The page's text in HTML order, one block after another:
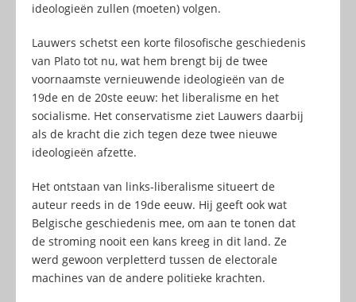
ideologieën zullen (moeten) volgen.
Lauwers schetst een korte filosofische geschiedenis
van Plato tot nu, wat hem brengt bij de twee
voornaamste vernieuwende ideologieën van de
19de en de 20ste eeuw: het liberalisme en het
socialisme. Het conservatisme ziet Lauwers daarbij
als de kracht die zich tegen deze twee nieuwe
ideologieën afzette.
Het ontstaan van links-liberalisme situeert de
auteur reeds in de 19de eeuw. Hij geeft ook wat
Belgische geschiedenis mee, om aan te tonen dat
de stroming nooit een kans kreeg in dit land. Ze
werd gewoon verpletterd tussen de electorale
machines van de andere politieke krachten.